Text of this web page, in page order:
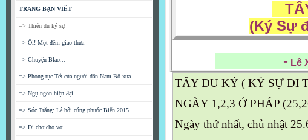
TRANG BẠN VIẾT
=> Thiên du ký sự
=> Ôi! Một đêm giao thừa
=> Chuyện Blao...
=> Phong tục Tết của người dân Nam Bộ xưa
=> Ngụ ngôn hiện đại
=> Sóc Trăng: Lễ hội cúng phước Biển 2015
=> Đi chợ cho vợ
(Ký Sự
- Lê
TÂY DU KÝ ( KÝ SỰ ĐI
NGÀY 1,2,3 Ở PHÁP
Ngày thứ nhất, chủ nhật